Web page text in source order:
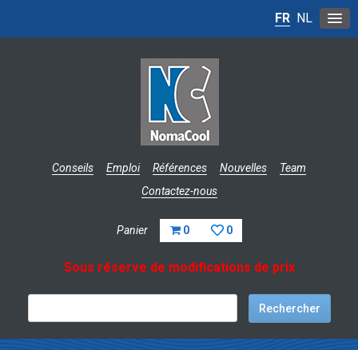
Conseils Emploi Références Nouvelles
Team
Contactez-nous
Panier 0 0
FR NL
Sous réserve de modifications de prix